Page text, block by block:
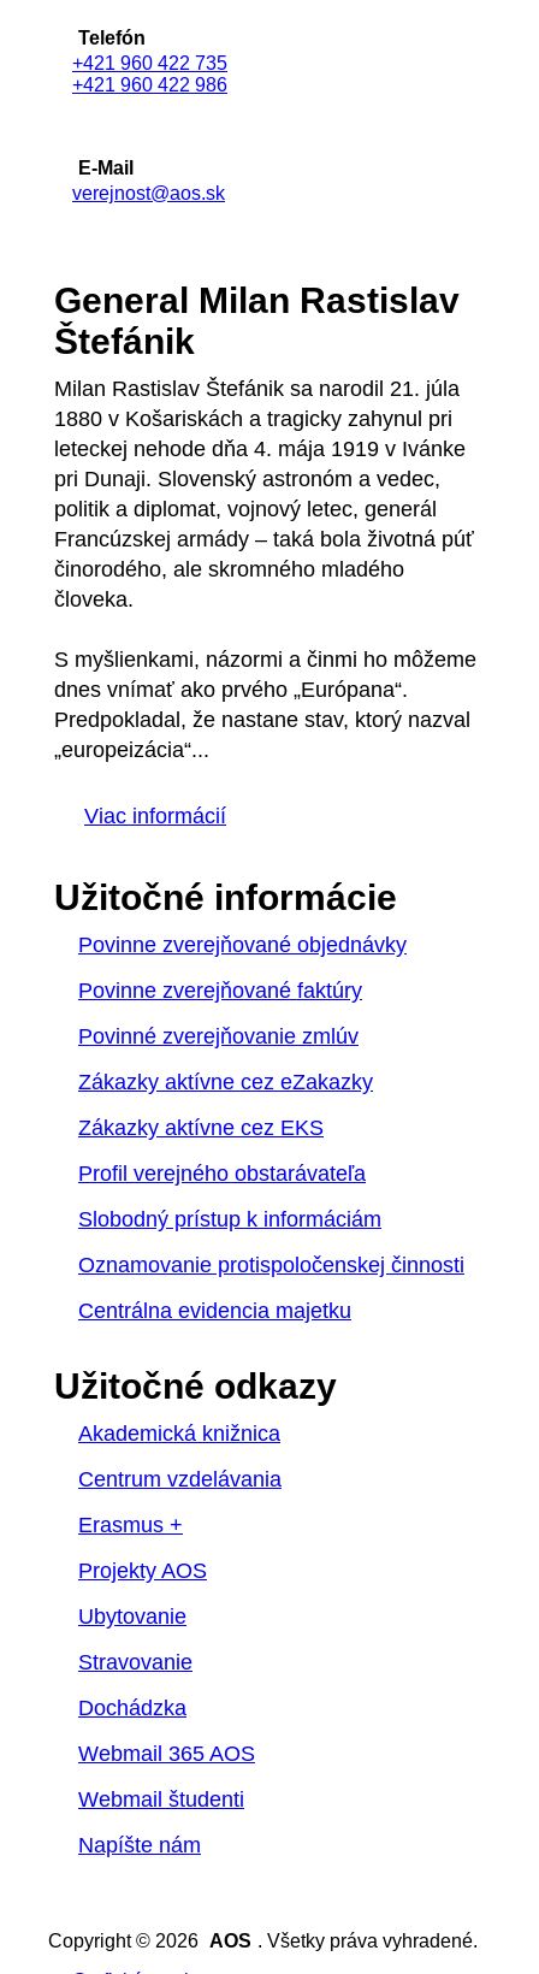
Telefón
+421 960 422 735
+421 960 422 986
E-Mail
verejnost@aos.sk
General Milan Rastislav
Štefánik
Milan Rastislav Štefánik sa narodil 21. júla
1880 v Košariskách a tragicky zahynul pri
leteckej nehode dňa 4. mája 1919 v Ivánke
pri Dunaji. Slovenský astronóm a vedec,
politik a diplomat, vojnový letec, generál
Francúzskej armády – taká bola životná púť
činorodého, ale skromného mladého
človeka.
S myšlienkami, názormi a činmi ho môžeme
dnes vnímať ako prvého „Európana“.
Predpokladal, že nastane stav, ktorý nazval
„europeizácia“...
Viac informácií
Užitočné informácie
Povinne zverejňované objednávky
Povinne zverejňované faktúry
Povinné zverejňovanie zmlúv
Zákazky aktívne cez eZakazky
Zákazky aktívne cez EKS
Profil verejného obstarávateľa
Slobodný prístup k informáciám
Oznamovanie protispoločenskej činnosti
Centrálna evidencia majetku
Užitočné odkazy
Akademická knižnica
Centrum vzdelávania
Erasmus +
Projekty AOS
Ubytovanie
Stravovanie
Dochádzka
Webmail 365 AOS
Webmail študenti
Napíšte nám
Copyright © 2026 AOS . Všetky práva vyhradené.